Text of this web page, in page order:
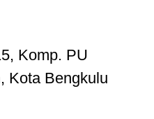
Komp. PU
Kota Bengkulu